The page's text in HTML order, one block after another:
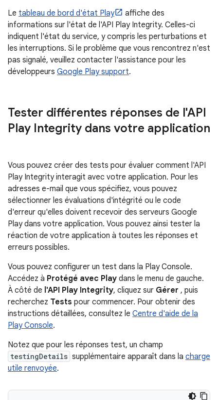
Le tableau de bord d'état Play
affiche des
informations sur l'état de l'API Play Integrity. Celles-ci
indiquent l'état du service, y compris les perturbations et
les interruptions. Si le problème que vous rencontrez n'est
pas signalé, veuillez contacter l'assistance pour les
développeurs Google Play support.
Tester différentes réponses de l'API
Play Integrity dans votre application
Vous pouvez créer des tests pour évaluer comment l'API
Play Integrity interagit avec votre application. Pour les
adresses e-mail que vous spécifiez, vous pouvez
sélectionner les évaluations d'intégrité ou le code
d'erreur qu'elles doivent recevoir des serveurs Google
Play dans votre application. Vous pouvez ainsi tester la
réaction de votre application à toutes les réponses et
erreurs possibles.
Vous pouvez configurer un test dans la Play Console.
Accédez à Protégé avec Play dans le menu de gauche.
À côté de l'API Play Integrity, cliquez sur Gérer , puis
recherchez Tests pour commencer. Pour obtenir des
instructions détaillées, consultez le Centre d'aide de la
Play Console.
Notez que pour les réponses test, un champ
testingDetails supplémentaire apparaît dans la charge
utile renvoyée.